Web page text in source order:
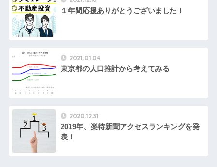
１年間応援ありがとうございました！
2021.01.04
東京都の人口推計から考えてみる
2020.12.31
2019年、楽待新聞アクセスランキングを発
表！